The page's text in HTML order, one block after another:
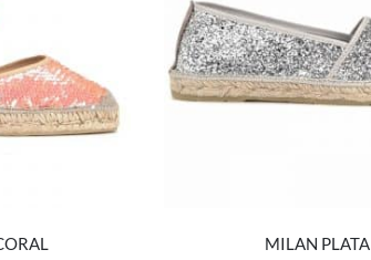
MILAN PLATA